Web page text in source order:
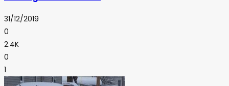
31/12/2019
0
2.4K
0
1